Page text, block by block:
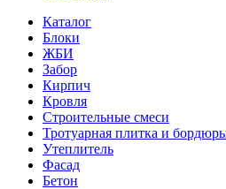
Каталог
Блоки
ЖБИ
Забор
Кирпич
Кровля
Строительные смеси
Тротуарная плитка и
Утеплитель
Фасад
Бетон